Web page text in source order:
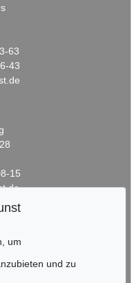
63
43
15
um
und zu